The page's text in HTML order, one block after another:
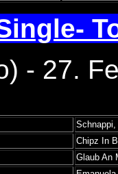
- 27.
Chipz In
Glaub An